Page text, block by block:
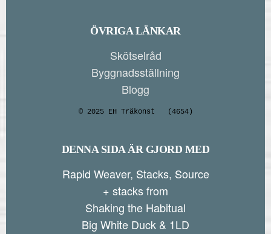
ÖVRIGA LÄNKAR
Skötselråd
Byggnadsställning
Blogg
© 2025 EH Träkonst (4654)
DENNA SIDA ÄR GJORD MED
Rapid Weaver, Stacks, Source
+ stacks from
Shaking the Habitual
Big White Duck & 1LD